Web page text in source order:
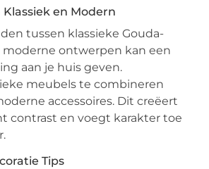
Klassiek en Modern
tussen klassieke Gouda-
ontwerpen kan een
aan je huis geven.
meubels te combineren
accessoires. Dit creëert
contrast en voegt karakter toe
Tips